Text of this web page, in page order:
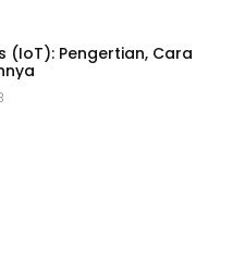
(IoT): Pengertian, Cara